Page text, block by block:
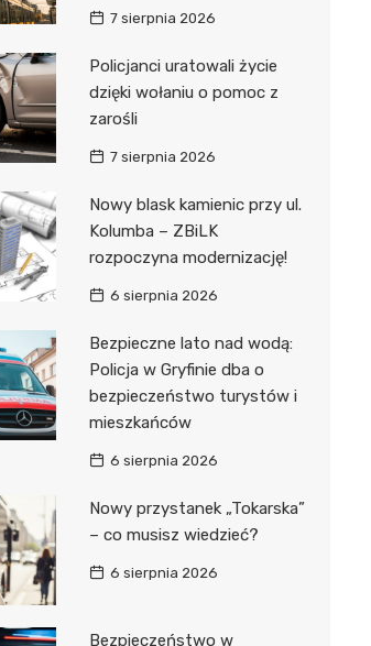
7 sierpnia 2026
Policjanci uratowali życie
dzięki wołaniu o pomoc z
zarośli
7 sierpnia 2026
Nowy blask kamienic przy ul.
Kolumba – ZBiLK
rozpoczyna modernizację!
6 sierpnia 2026
Bezpieczne lato nad wodą:
Policja w Gryfinie dba o
bezpieczeństwo turystów i
mieszkańców
6 sierpnia 2026
Nowy przystanek „Tokarska”
– co musisz wiedzieć?
6 sierpnia 2026
Bezpieczeństwo w